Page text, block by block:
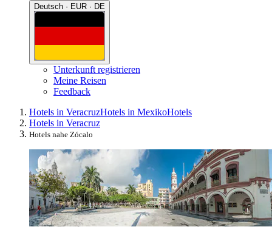
Deutsch · EUR · DE
Unterkunft registrieren
Meine Reisen
Feedback
Hotels in VeracruzHotels in MexikoHotels
Hotels in Veracruz
Hotels nahe Zócalo